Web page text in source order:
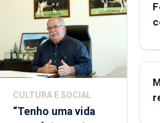
CULTURA E SOCIAL
“Tenho uma vida